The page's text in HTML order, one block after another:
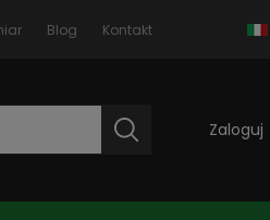
Blog Kontakt
Zaloguj